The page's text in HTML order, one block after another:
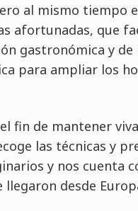
al mismo tiempo
afortunadas, que
gastronómica y
para ampliar los
fin de mantener
las técnicas y
y nos cuenta
desde